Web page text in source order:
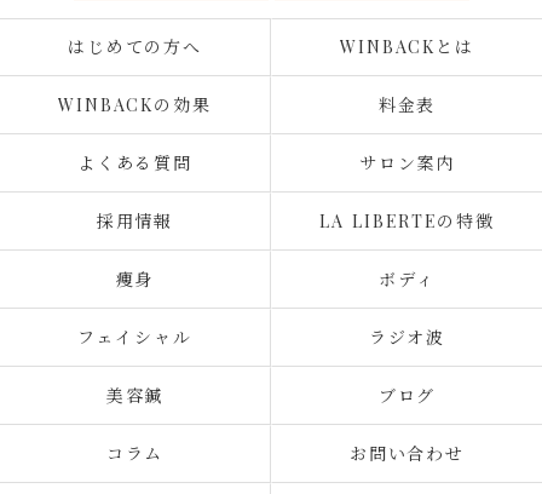
はじめての方へ WINBACKとは
WINBACKの効果 料金表
よくある質問 サロン案内
採用情報 LA LIBERTEの特徴
痩身 ボディ
フェイシャル ラジオ波
美容鍼 ブログ
コラム お問い合わせ